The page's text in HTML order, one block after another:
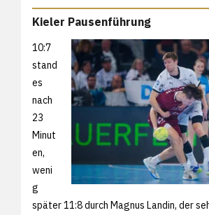
Kieler Pausenführung
10:7
stand
es
nach
23
Minut
en,
weni
g
später 11:8 durch Magnus Landin, der